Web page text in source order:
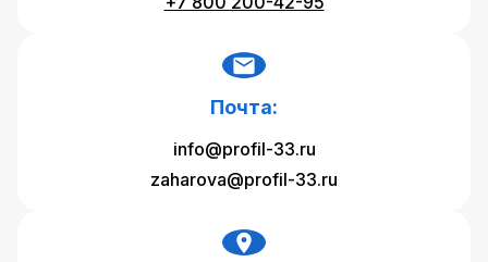
Почта:
info@profil-33.ru
zaharova@profil-33.ru